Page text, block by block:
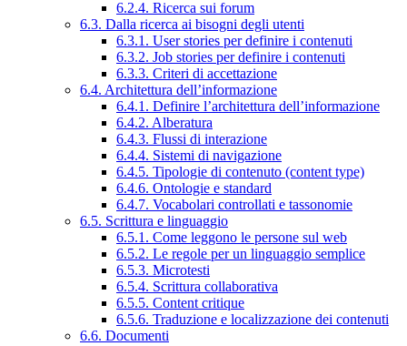
6.2.4. Ricerca sui forum
6.3. Dalla ricerca ai bisogni degli utenti
6.3.1. User stories per definire i contenuti
6.3.2. Job stories per definire i contenuti
6.3.3. Criteri di accettazione
6.4. Architettura dell’informazione
6.4.1. Definire l’architettura dell’informazione
6.4.2. Alberatura
6.4.3. Flussi di interazione
6.4.4. Sistemi di navigazione
6.4.5. Tipologie di contenuto (content type)
6.4.6. Ontologie e standard
6.4.7. Vocabolari controllati e tassonomie
6.5. Scrittura e linguaggio
6.5.1. Come leggono le persone sul web
6.5.2. Le regole per un linguaggio semplice
6.5.3. Microtesti
6.5.4. Scrittura collaborativa
6.5.5. Content critique
6.5.6. Traduzione e localizzazione dei contenuti
6.6. Documenti